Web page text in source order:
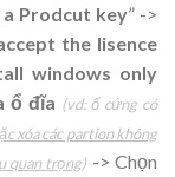
a Prodcut key” ->
the lisence
windows only
ổ đĩa (vd: ổ cứng có
xóa các partion không
quan trọng) -> Chọn